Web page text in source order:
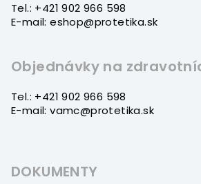
Tel.: +421 902 966 598
E-mail: eshop@protetika.sk
Objednávky na
Tel.: +421 902 966 598
E-mail: vamc@protetika.sk
DOKUMENTY